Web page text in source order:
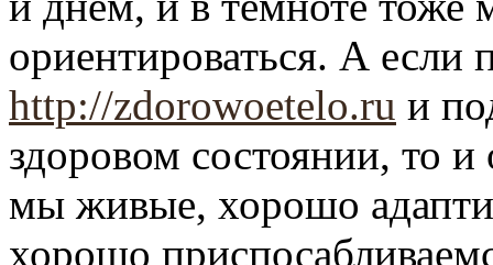
ориентироваться. А если
http://zdorowoetelo.ru и
здоровом состоянии, то
мы живые, хорошо
хорошо